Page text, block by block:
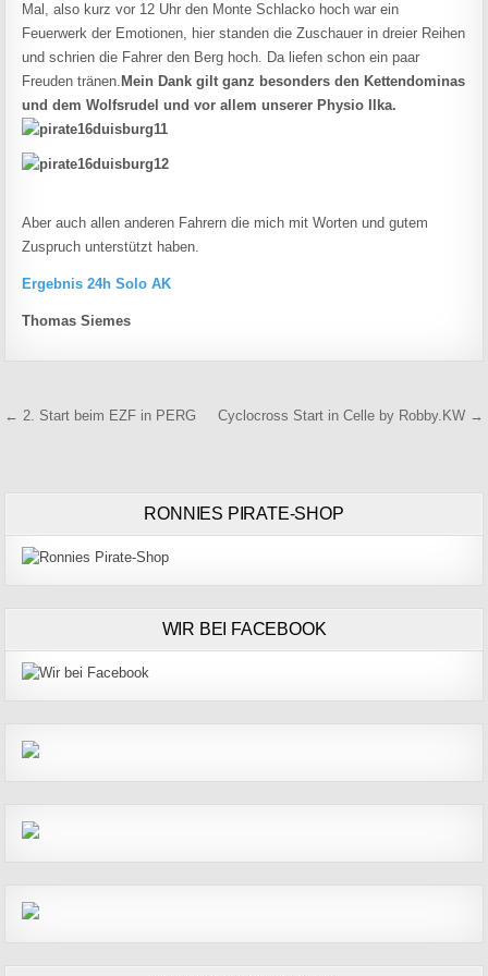
Mal, also kurz vor 12 Uhr den Monte Schlacko hoch war ein
Feuerwerk der Emotionen, hier standen die Zuschauer in dreier Reihen
und schrien die Fahrer den Berg hoch. Da liefen schon ein paar
Freuden tränen. Mein Dank gilt ganz besonders den Kettendominas
und dem Wolfsrudel und vor allem unserer Physio Ilka.
Aber auch allen anderen Fahrern die mich mit Worten und gutem
Zuspruch unterstützt haben.
Ergebnis 24h Solo AK
Thomas Siemes
Beitragsnavigation
← 2. Start beim EZF in PERG Cyclocross Start in Celle by Robby.KW →
RONNIES PIRATE-SHOP
WIR BEI FACEBOOK